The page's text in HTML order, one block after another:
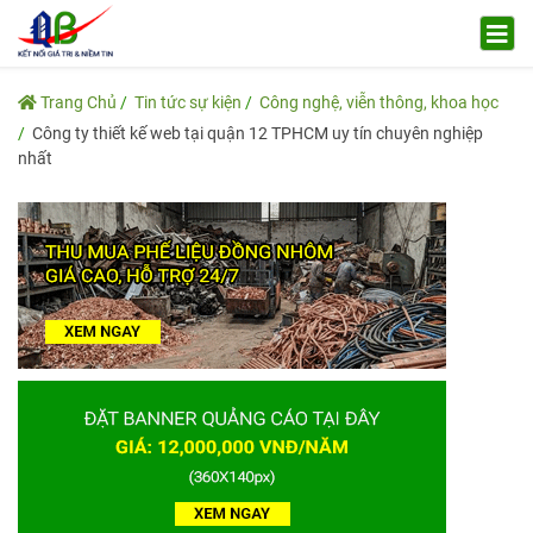
Trang Chủ Tin tức sự kiện
Công nghệ, viễn thông, khoa học
Công ty thiết kế web tại quận 12 TPHCM uy tín chuyên nghiệp
nhất